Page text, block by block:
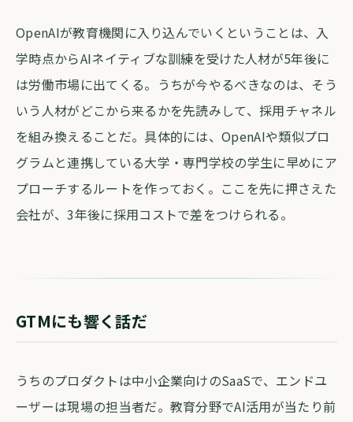
OpenAIが教育機関に入り込んでいくということは、入
学時点からAIネイティブな訓練を受けた人材が5年後に
は労働市場に出てくる。うちが今やるべきなのは、そう
いう人材がどこから来るかを先読みして、採用チャネル
を組み換えることだ。具体的には、OpenAIや類似プロ
グラムと連携している大学・専門学校の学生に早めにア
プローチするルートを作っておく。ここを先に押さえた
会社が、3年後に採用コストで差をつけられる。
GTMにも響く話だ
うちのプロダクトは中小企業向けのSaaSで、エンドユ
ーザーは現場の担当者だ。教育分野でAI活用が当たり前